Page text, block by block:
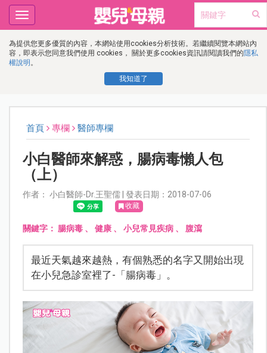
為提供您更多優質的內容，本網站使用cookies分析技術。若繼續閱覽本網站內
容，即表示您同意我們使用 cookies， 關於更多cookies資訊請閱讀我們的隱私
權說明 。
我知道了
Toggle
navigation
首頁 專欄 醫師專欄
小白醫師來解惑，腸病毒懶人包
（上）
作者： 小白醫師-Dr.王聖儒 | 發表日期：2018-07-06
收藏
關鍵字： 腸病毒、 健康、 小兒常見疾病、 腹瀉
最近天氣越來越熱，有個熟悉的名字又開始出現
在小兒急診室裡了-「腸病毒」。